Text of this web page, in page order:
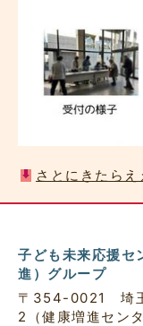
さとにきたら
子ども未来応援
進）グループ
〒354-0021 埼
2（健康増進センタ